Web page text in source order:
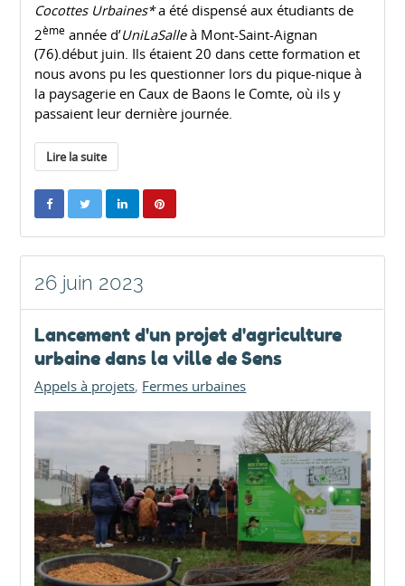
Cocottes Urbaines*a été dispensé aux étudiants de
2ème année d’UniLaSalleà Mont-Saint-Aignan
(76).début juin. Ils étaient 20 dans cette formation et
nous avons pu les questionner lors du pique-nique à
la paysagerie en Caux de Baons le Comte, où ils y
passaient leur dernière journée.
Lire la suite
26 juin 2023
Lancement d'un projet d'agriculture
urbaine dans la ville de Sens
Appels à projets Fermes urbaines